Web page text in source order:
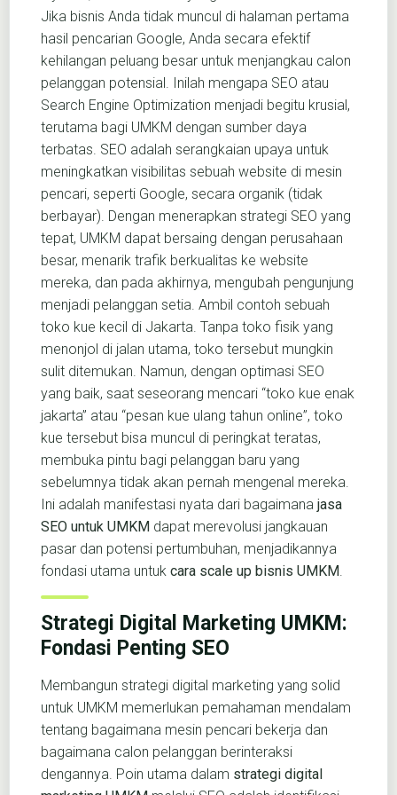
Jika bisnis Anda tidak muncul di halaman pertama
hasil pencarian Google, Anda secara efektif
kehilangan peluang besar untuk menjangkau calon
pelanggan potensial. Inilah mengapa SEO atau
Search Engine Optimization menjadi begitu krusial,
terutama bagi UMKM dengan sumber daya
terbatas. SEO adalah serangkaian upaya untuk
meningkatkan visibilitas sebuah website di mesin
pencari, seperti Google, secara organik (tidak
berbayar). Dengan menerapkan strategi SEO yang
tepat, UMKM dapat bersaing dengan perusahaan
besar, menarik trafik berkualitas ke website
mereka, dan pada akhirnya, mengubah pengunjung
menjadi pelanggan setia. Ambil contoh sebuah
toko kue kecil di Jakarta. Tanpa toko fisik yang
menonjol di jalan utama, toko tersebut mungkin
sulit ditemukan. Namun, dengan optimasi SEO
yang baik, saat seseorang mencari “toko kue enak
jakarta” atau “pesan kue ulang tahun online”, toko
kue tersebut bisa muncul di peringkat teratas,
membuka pintu bagi pelanggan baru yang
sebelumnya tidak akan pernah mengenal mereka.
Ini adalah manifestasi nyata dari bagaimana jasa
SEO untuk UMKM dapat merevolusi jangkauan
pasar dan potensi pertumbuhan, menjadikannya
fondasi utama untuk cara scale up bisnis UMKM.
Strategi Digital Marketing UMKM:
Fondasi Penting SEO
Membangun strategi digital marketing yang solid
untuk UMKM memerlukan pemahaman mendalam
tentang bagaimana mesin pencari bekerja dan
bagaimana calon pelanggan berinteraksi
dengannya. Poin utama dalam strategi digital